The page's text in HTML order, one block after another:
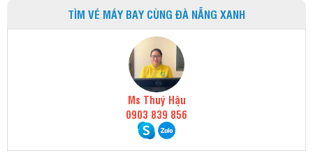
TÌM VÉ MÁY BAY CÙNG ĐÀ NẴNG XANH
Ms Thuý Hậu
0903 839 856